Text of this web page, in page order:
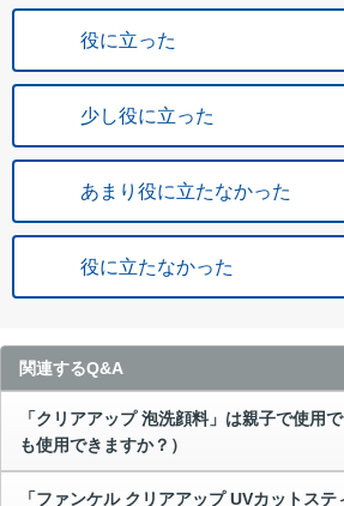
役に立った
少し役に立った
あまり役に立たなかった
役に立たなかった
関連するQ&A
「クリアアップ 泡洗顔料」は親子で使用
も使用できますか？）
「ファンケル クリアアップ UVカットス